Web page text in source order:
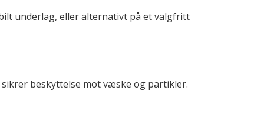
underlag, eller alternativt på et valgfritt
beskyttelse mot væske og partikler.